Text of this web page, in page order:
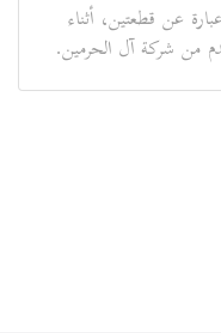
عن قطعتين، أثناء
من شركة آل الحرمين.